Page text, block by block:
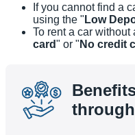
If you cannot find a
using the " Low
To rent a car without
card" or " No credit